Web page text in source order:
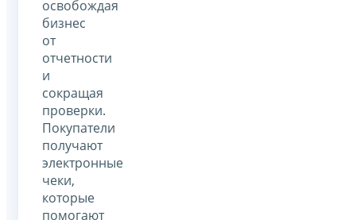
освобождая
бизнес
от
отчетности
и
сокращая
проверки.
Покупатели
получают
электронные
чеки,
которые
помогают